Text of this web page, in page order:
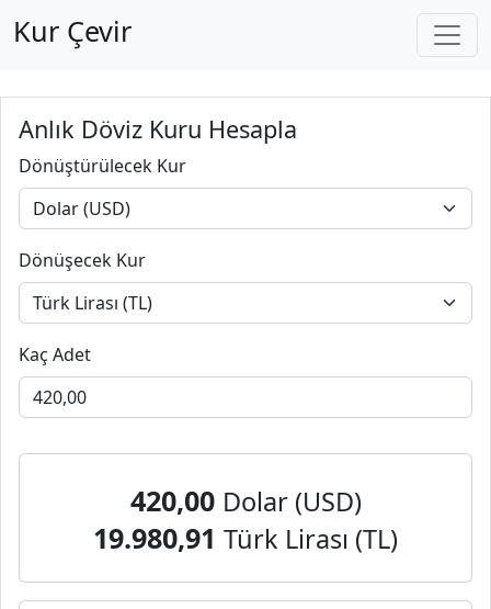
Kur Çevir
Anlık Döviz Kuru Hesapla
Dönüştürülecek Kur
Dönüşecek Kur
Kaç Adet
420,00 Dolar (USD)
19.980,91 Türk Lirası (TL)